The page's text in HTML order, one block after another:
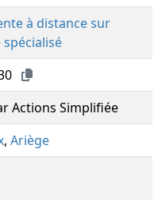
à distance sur
Actions Simplifiée
, Ariège